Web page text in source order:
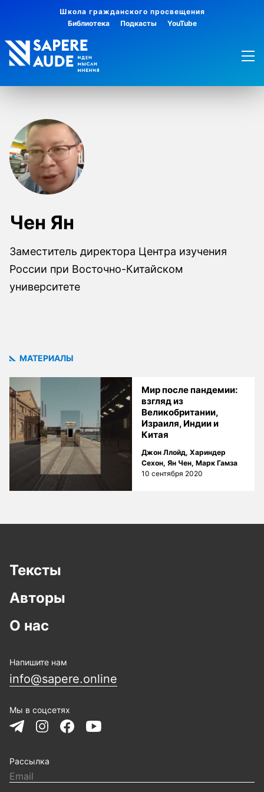
Школа гражданского просвещения
Библиотека
Подкасты YouTube
Чен Ян
Заместитель директора Центра изучения
России при Восточно-Китайском
университете
МАТЕРИАЛЫ
Мир после пандемии:
взгляд из
Великобритании,
Израиля, Индии и
Китая
Джон Ллойд, Хариндер
Сехон, Ян Чен, Марк Гамза
10 сентября 2020
Тексты
Авторы
О нас
Напишите нам
info@sapere.online
Мы в соцсетях
Рассылка